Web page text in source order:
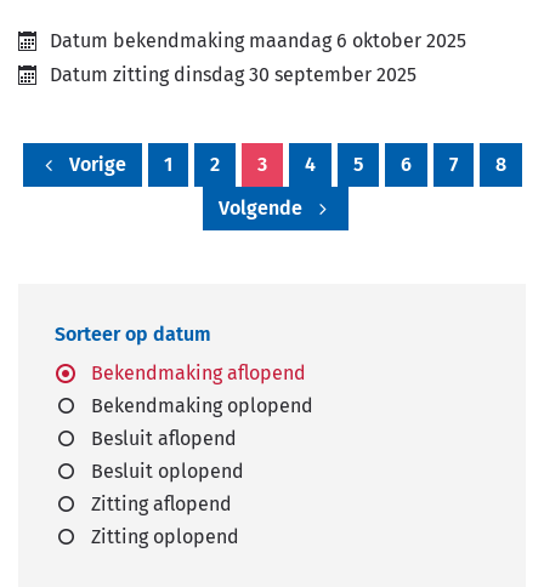
Datum bekendmakingmaandag 6 oktober 2025
Datum zittingdinsdag 30 september 2025
Vorige 1 2 3 4 5 6 7
8
Volgende
Sorteer op datum
Bekendmaking aflopend
Bekendmaking oplopend
Besluit aflopend
Besluit oplopend
Zitting aflopend
Zitting oplopend